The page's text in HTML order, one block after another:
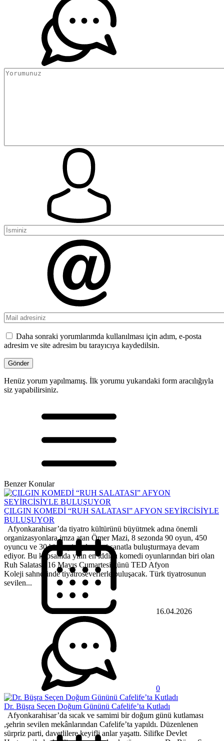
Daha sonraki yorumlarımda kullanılması için adım, e-posta
adresim ve site adresim bu tarayıcıya kaydedilsin.
Henüz yorum yapılmamış. İlk yorumu yukarıdaki form aracılığıyla
siz yapabilirsiniz.
Benzer Konular
ÇILGIN KOMEDİ “RUH SALATASI” AFYON SEYİRCİSİYLE
BULUŞUYOR
Afyonkarahisar’da tiyatro kültürünü büyütmek adına önemli
organizasyonlara imza atan Ömer Mazi, 8 sezonda 90 oyun, 450
oyuncu ve 30 bin seyirciyle şehri sanatla buluşturmaya devam
ediyor. Bu kapsamda yılın en iddialı komedi oyunlarından biri olan
Ruh Salatası, 16 Mayıs Cumartesi günü TED Afyon
Koleji sahnesinde tiyatroseverlerle buluşacak. Türk tiyatrosunun
sevilen...
16.04.2026
0
Dr. Büşra Seçen Doğum Gününü Cafelife’ta Kutladı
Afyonkarahisar’da sıcak ve samimi bir doğum günü kutlaması
,şehrin sevilen mekânlarından Cafelife’ta yapıldı. Düzenlenen
sürpriz parti, davetlilere keyifli anlar yaşattı. Silifke Devlet